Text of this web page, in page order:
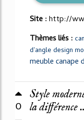
Site :http://
Thèmes liés :
d'angle design
meuble canape
0
Style
la différence